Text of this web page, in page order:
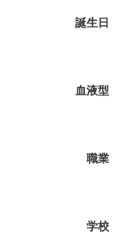
誕生日
血液型
職業
学校